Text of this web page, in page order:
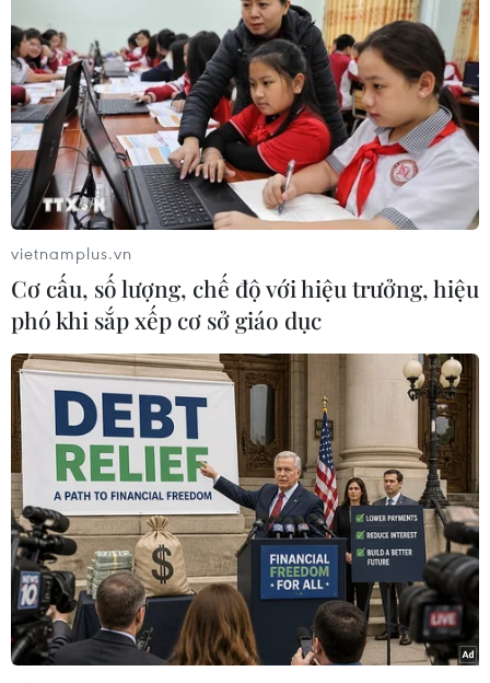
Bộ trưởng Tài chính Mỹ Janet Yellen. (Nguồn: Kyodo/TTXVN)
Bộ trưởng Tài chính Mỹ Janet Yellen dự báo khả
năng nhiều ngân hàng nước này sẽ tiến hành
sáp nhập do lãi suất ở mức cao.
Theo Bộ trưởng Tài chính Mỹ, nhiều ngân hàng
tại Mỹ gặp khó khăn trong việc tất toán tiền gửi
cho khách hàng, đặc biệt trong bối cảnh lãi suất
liên bang đang ở mức cao.
Một số ngân hàng nhỏ đang phải chỉ trả lãi tiết
kiệm nhiều hơn cho khách hàng sau khi Cục Dự
trữ Liên bang Mỹ (Fed) bắt đầu có các động thái
liên tục tăng lãi suất.
Chiều hướng này vẫn tiếp tục diễn ra sau khi
các ngân hàng Sillicon Valley và Signature Bank
phá sản hồi tháng 3/2023.
Các ngân hàng nhỏ cũng phải chịu tác động lớn
khi người gửi tiền có tâm lý lo lắng và chuyển
dòng tiền sang các tổ chức tài chính đáng tin
cậy. Động thái này đã góp phần khiến lợi nhuận
vietnamplus.vn
Cơ cấu, số lượng, chế độ với hiệu trưởng, hiệu
phó khi sắp xếp cơ sở giáo dục